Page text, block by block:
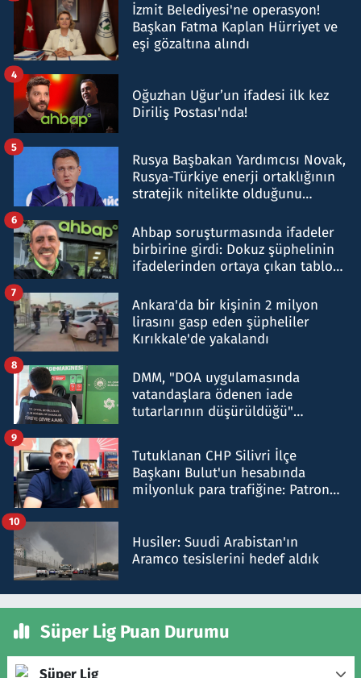
İzmit Belediyesi'ne operasyon!
Başkan Fatma Kaplan Hürriyet ve
eşi gözaltına alındı
Oğuzhan Uğur’un ifadesi ilk kez
Diriliş Postası'nda!
4
Rusya Başbakan Yardımcısı Novak,
Rusya-Türkiye enerji ortaklığının
stratejik nitelikte olduğunu
5
Ahbap soruşturmasında ifadeler
birbirine girdi: Dokuz şüphelinin
ifadelerinden ortaya çıkan tablo
6
Ankara'da bir kişinin 2 milyon
lirasını gasp eden şüpheliler
Kırıkkale'de yakalandı
7
DMM, "DOA uygulamasında
vatandaşlara ödenen iade
tutarlarının düşürüldüğü"
8
Tutuklanan CHP Silivri İlçe
Başkanı Bulut'un hesabında
milyonluk para trafiğine: Patron
9
Husiler: Suudi Arabistan'ın
Aramco tesislerini hedef aldık
10
Süper Lig Puan Durumu
Süper Lig